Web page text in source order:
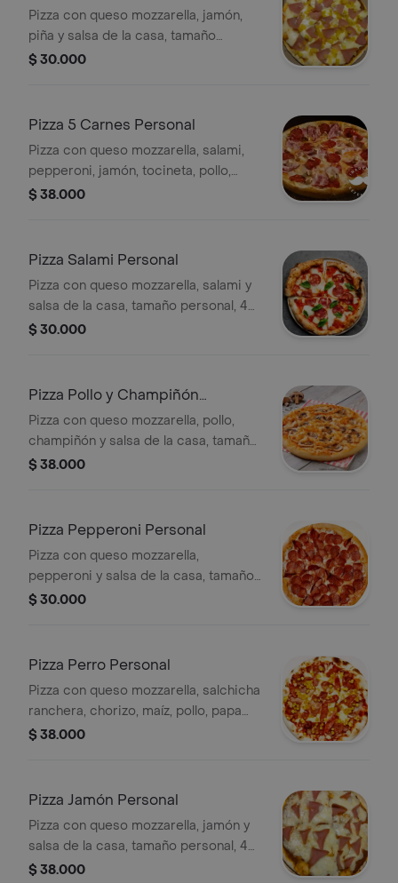
Pizza con queso mozzarella, jamón,
piña y salsa de la casa, tamaño
personal, 4 porciones.
$ 30.000
Pizza 5 Carnes Personal
Pizza con queso mozzarella, salami,
pepperoni, jamón, tocineta, pollo,
pimentón, cebolla y salsa de la casa,
$ 38.000
Pizza Salami Personal
Pizza con queso mozzarella, salami y
salsa de la casa, tamaño personal, 4
porciones.
$ 30.000
Pizza Pollo y Champiñón
Personal
Pizza con queso mozzarella, pollo,
champiñón y salsa de la casa, tamaño
personal, 4 porciones.
$ 38.000
Pizza Pepperoni Personal
Pizza con queso mozzarella,
pepperoni y salsa de la casa, tamaño
personal, 4 porciones.
$ 30.000
Pizza Perro Personal
Pizza con queso mozzarella, salchicha
ranchera, chorizo, maíz, pollo, papa
chongo tipo fosforito frita, pimentón,
$ 38.000
Pizza Jamón Personal
Pizza con queso mozzarella, jamón y
salsa de la casa, tamaño personal, 4
porciones.
$ 38.000